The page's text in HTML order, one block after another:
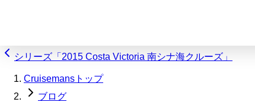
シリーズ「2015 Costa Victoria 南シナ海クルーズ」
Cruisemansトップ
ブログ